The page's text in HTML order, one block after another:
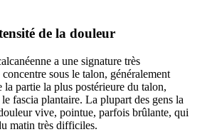
de la douleur
a une signature très
sous le talon, généralement
la partie la plus postérieure du talon,
fascia plantaire. La plupart des gens la
vive, pointue, parfois brûlante, qui
matin très difficiles.